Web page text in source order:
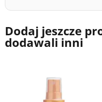
Dodaj jeszcze
dodawali inni